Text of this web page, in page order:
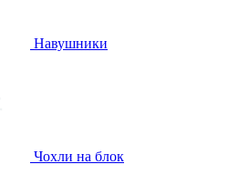
Навушники
Чохли на блок